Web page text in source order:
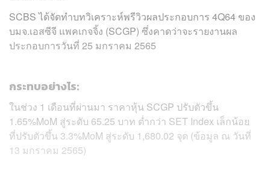
SCBS ได้จัดทำบทวิเคราะห์พรีวิวผลประกอบการ 4Q64 ของ
บมจ.เอสซีจี แพคเกจจิ้ง (SCGP) ซึ่งคาดว่าจะรายงานผล
ประกอบการวันที่ 25 มกราคม 2565
กระทบอย่างไร:
ในช่วง 1 เดือนที่ผ่านมา ราคาหุ้น SCGP ปรับตัวขึ้น
1.65%MoM สู่ระดับ 65.25 บาท ต่ำกว่า SET Index เล็กน้อย
ที่ปรับตัวขึ้น 3.3%MoM สู่ระดับ 1,680.02 จุด (ข้อมูล ณ วันที่
13 มกราคม 2565)